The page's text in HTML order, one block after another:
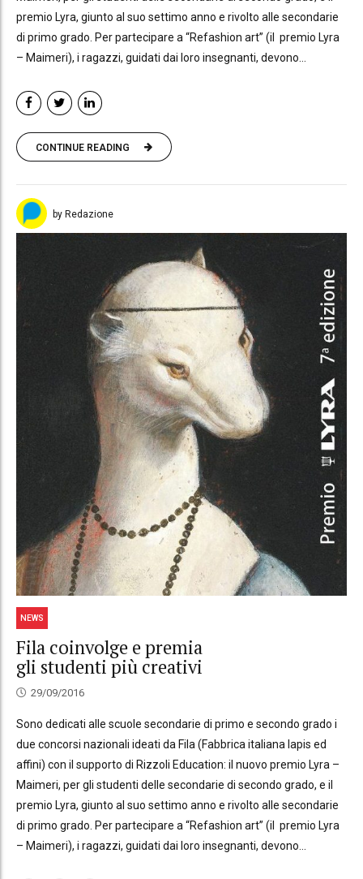
premio Lyra, giunto al suo settimo anno e rivolto alle secondarie
di primo grado. Per partecipare a “Refashion art” (il premio Lyra
– Maimeri), i ragazzi, guidati dai loro insegnanti, devono...
CONTINUE READING
by Redazione
NEWS
Fila coinvolge e premia
gli studenti più creativi
29/09/2016
Sono dedicati alle scuole secondarie di primo e secondo grado i
due concorsi nazionali ideati da Fila (Fabbrica italiana lapis ed
affini) con il supporto di Rizzoli Education: il nuovo premio Lyra –
Maimeri, per gli studenti delle secondarie di secondo grado, e il
premio Lyra, giunto al suo settimo anno e rivolto alle secondarie
di primo grado. Per partecipare a “Refashion art” (il premio Lyra
– Maimeri), i ragazzi, guidati dai loro insegnanti, devono...